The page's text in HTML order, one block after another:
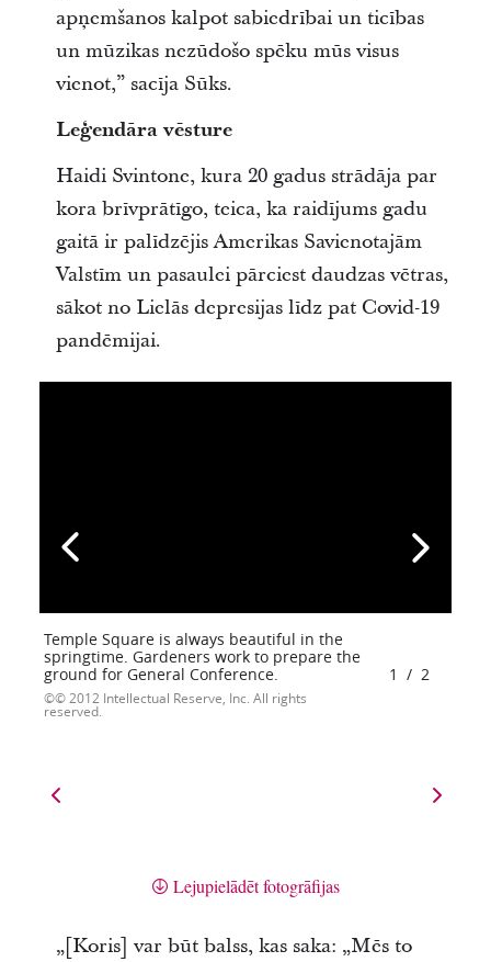
apņemšanos kalpot sabiedrībai un ticības
un mūzikas nezūdošo spēku mūs visus
vienot,” sacīja Sūks.
Leģendāra vēsture
Haidi Svintone, kura 20 gadus strādāja par
kora brīvprātīgo, teica, ka raidījums gadu
gaitā ir palīdzējis Amerikas Savienotajām
Valstīm un pasaulei pārciest daudzas vētras,
sākot no Lielās depresijas līdz pat Covid-19
pandēmijai.
Temple Square is always beautiful in the
springtime. Gardeners work to prepare the
ground for General Conference.
© 2012 Intellectual Reserve, Inc. All rights
reserved.
1 / 2
Lejupielādēt fotogrāfijas
„[Koris] var būt balss, kas saka: „Mēs to